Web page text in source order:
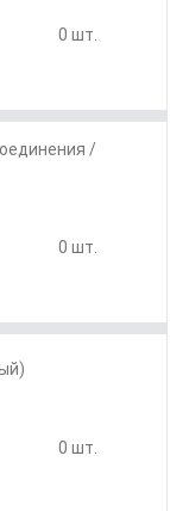
0 шт.
/
0 шт.
0 шт.